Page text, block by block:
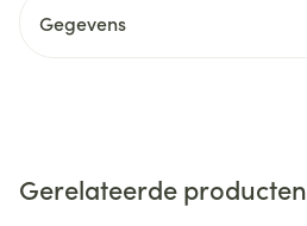
Gegevens
Gerelateerde producten